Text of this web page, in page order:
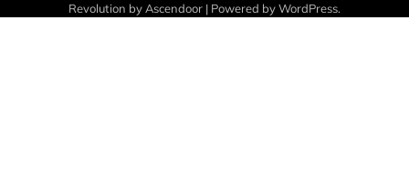
Revolution byAscendoor | Powered byWordPress.